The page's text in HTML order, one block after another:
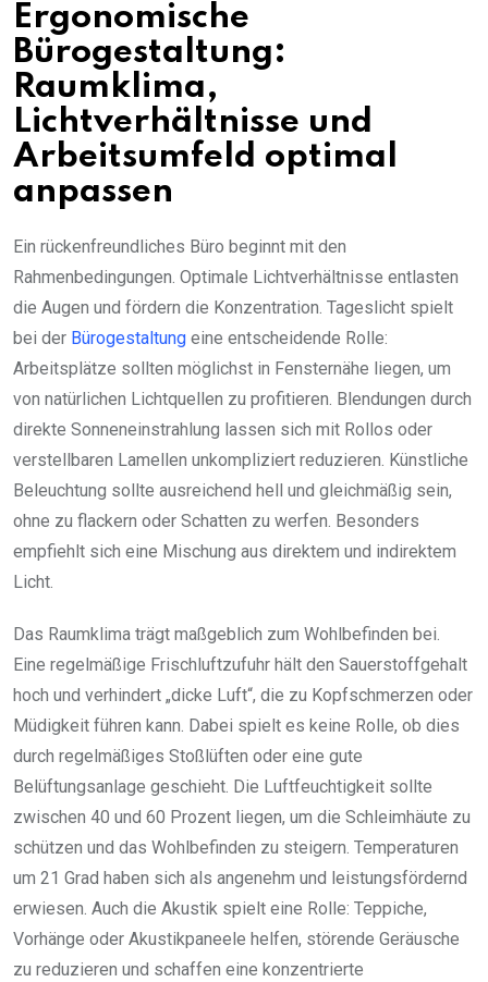
Ergonomische
Bürogestaltung:
Raumklima,
Lichtverhältnisse und
Arbeitsumfeld optimal
anpassen
Ein rückenfreundliches Büro beginnt mit den
Rahmenbedingungen. Optimale Lichtverhältnisse entlasten
die Augen und fördern die Konzentration. Tageslicht spielt
bei der Bürogestaltung eine entscheidende Rolle:
Arbeitsplätze sollten möglichst in Fensternähe liegen, um
von natürlichen Lichtquellen zu profitieren. Blendungen durch
direkte Sonneneinstrahlung lassen sich mit Rollos oder
verstellbaren Lamellen unkompliziert reduzieren. Künstliche
Beleuchtung sollte ausreichend hell und gleichmäßig sein,
ohne zu flackern oder Schatten zu werfen. Besonders
empfiehlt sich eine Mischung aus direktem und indirektem
Licht.
Das Raumklima trägt maßgeblich zum Wohlbefinden bei.
Eine regelmäßige Frischluftzufuhr hält den Sauerstoffgehalt
hoch und verhindert „dicke Luft“, die zu Kopfschmerzen oder
Müdigkeit führen kann. Dabei spielt es keine Rolle, ob dies
durch regelmäßiges Stoßlüften oder eine gute
Belüftungsanlage geschieht. Die Luftfeuchtigkeit sollte
zwischen 40 und 60 Prozent liegen, um die Schleimhäute zu
schützen und das Wohlbefinden zu steigern. Temperaturen
um 21 Grad haben sich als angenehm und leistungsfördernd
erwiesen. Auch die Akustik spielt eine Rolle: Teppiche,
Vorhänge oder Akustikpaneele helfen, störende Geräusche
zu reduzieren und schaffen eine konzentrierte